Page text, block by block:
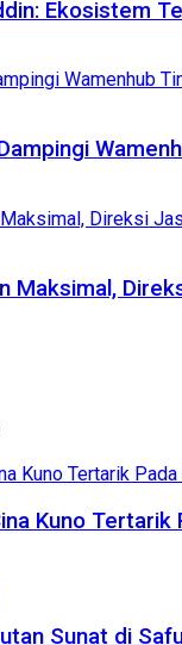
Ekosistem
Maksimal,
Kuno Tertarik
Sunat di